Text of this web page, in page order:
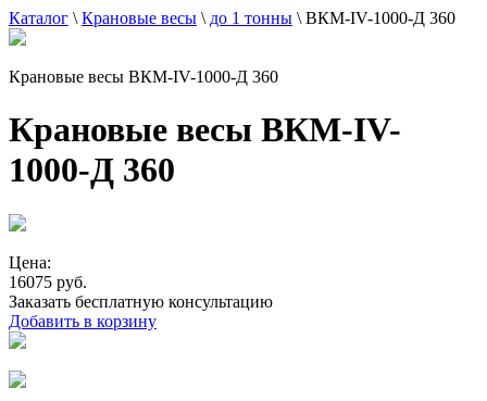
Каталог \ Крановые весы \ до 1 тонны \ ВКМ-IV-1000-Д 360
Крановые весы ВКМ-IV-1000-Д 360
Крановые весы ВКМ-IV-
1000-Д 360
Цена:
16075 руб.
Заказать бесплатную консультацию
Добавить в корзину